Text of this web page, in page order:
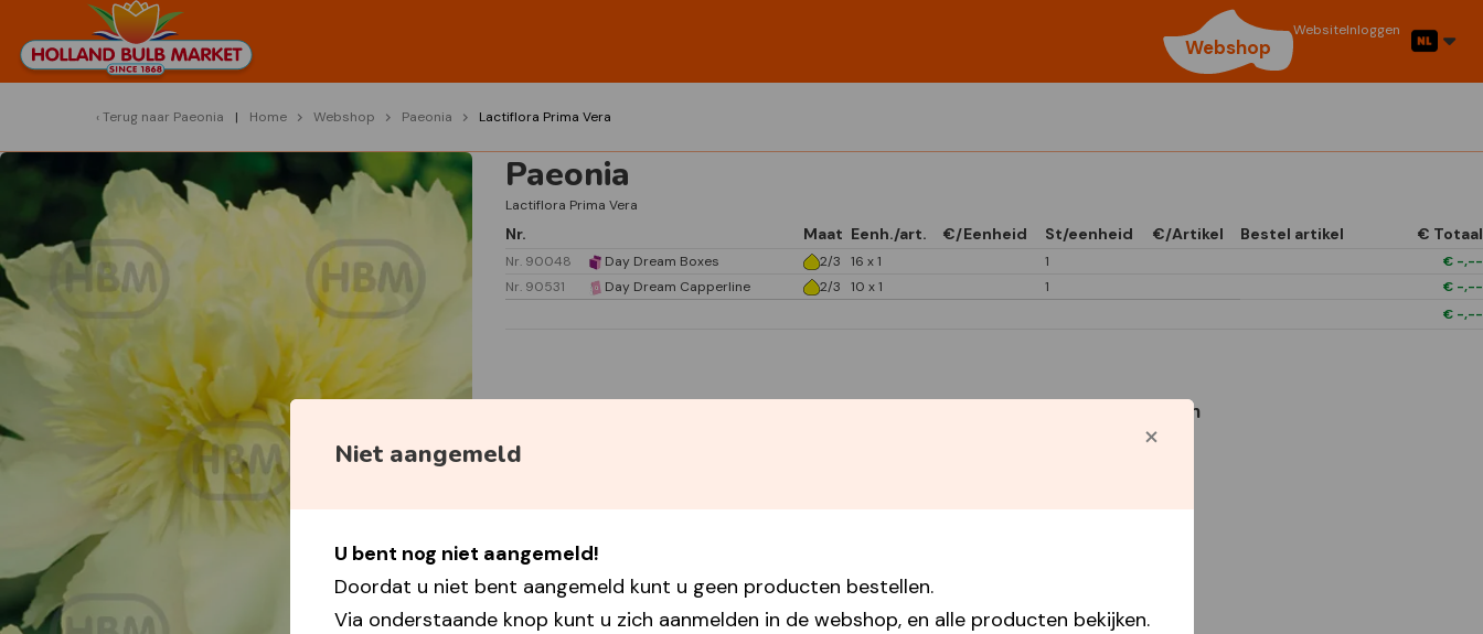
Webshop
WebsiteInloggen
Niet aangemeld
U bent nog niet aangemeld!
Doordat u niet bent aangemeld kunt u geen producten bestellen.
Via onderstaande knop kunt u zich aanmelden in de webshop, en alle producten bekijken.
Terug naar Paeonia Home Webshop Paeonia Lactiflora Prima Vera
Paeonia
Lactiflora Prima Vera
Nr. Maat Eenh./art. €/Eenheid St/eenheid €/Artikel Bestel artikel € Totaal
Nr. 90048 Day Dream Boxes 2/3 16 x 1 1 € -,--
Nr. 90531
Day Dream Capperline 2/3 10 x 1 1 € -,--
€ -,--
Gebruikte symbolen